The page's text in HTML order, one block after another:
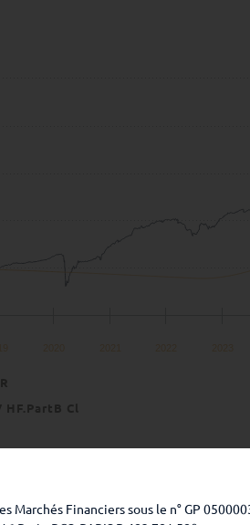
HF.PartB Cl
L’investissement présente un
et les DIC.
Financiers sous le n° GP